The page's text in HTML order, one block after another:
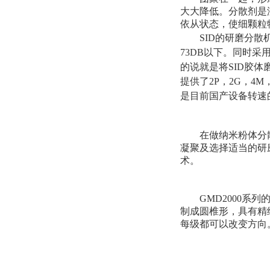
大大降低。分散剂
依从状态，使细颗
SID的研磨分散
73DB以下。同时采
的说就是将SID胶体
提供了2P，2G，4M
是目前国产设备转速
在做纳米粉体
凝聚及选择适当的
术。
GMD2000系列
制成圆椎形，具有
每级都可以改变方